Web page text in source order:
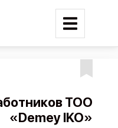
ТОО
«Demey IKO»